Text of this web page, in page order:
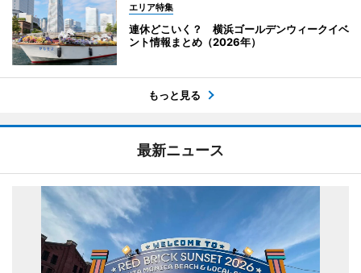
エリア特集
連休どこいく？ 横浜ゴールデンウィークイベ
ント情報まとめ（2026年）
もっと見る
最新ニュース